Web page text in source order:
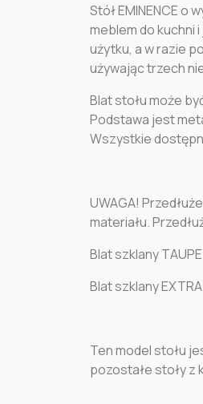
Stół EMINENCE o
meblem do kuchni
użytku, a w razie
używając trzech
Blat stołu może
Podstawa jest
Wszystkie
UWAGA!
materiału.
Blat szklany
Blat szklany EXTRA
Ten model stołu
pozostałe stoły z